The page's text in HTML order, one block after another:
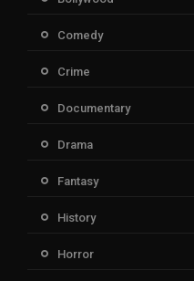
Comedy
Crime
Documentary
Drama
Fantasy
History
Horror